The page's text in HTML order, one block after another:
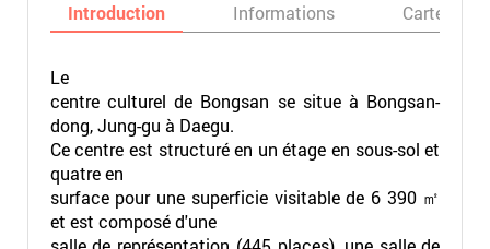
Introduction Informations Carte
Le
centre culturel de Bongsan se situe à Bongsan-
dong, Jung-gu à Daegu.
Ce centre est structuré en un étage en sous-sol et
quatre en
surface pour une superficie visitable de 6 390 ㎡
et est composé d'une